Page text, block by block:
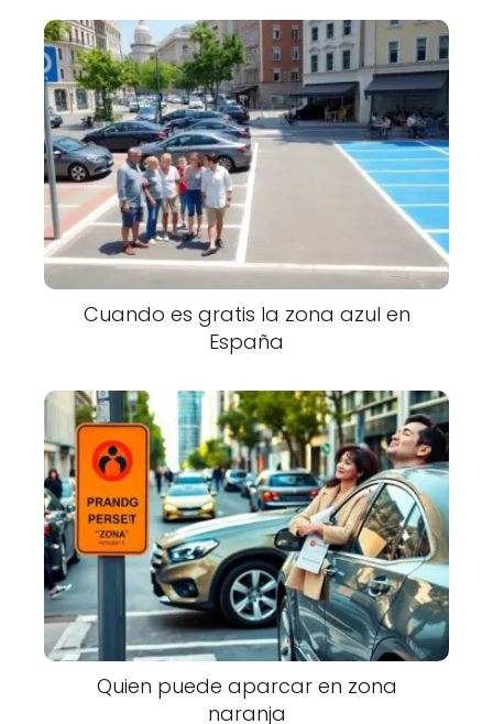
Cuando es gratis la zona azul en
España
Quien puede aparcar en zona
naranja